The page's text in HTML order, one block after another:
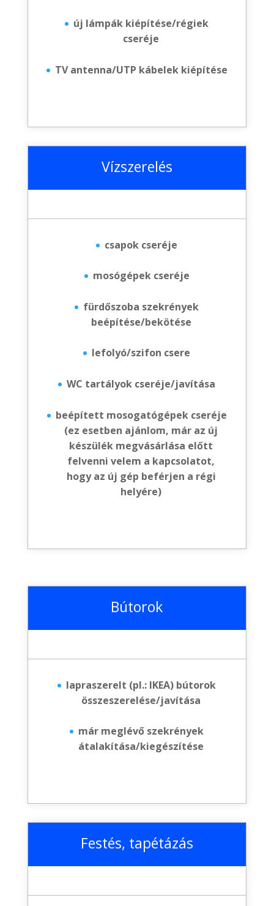
új lámpák kiépítése/régiek
cseréje
TV antenna/UTP kábelek kiépítése
Vízszerelés
csapok cseréje
mosógépek cseréje
fürdőszoba szekrények
beépítése/bekötése
lefolyó/szifon csere
WC tartályok cseréje/javítása
beépített mosogatógépek cseréje
(ez esetben ajánlom, már az új
készülék megvásárlása előtt
felvenni velem a kapcsolatot,
hogy az új gép beférjen a régi
helyére)
Bútorok
lapraszerelt (pl.: IKEA) bútorok
összeszerelése/javítása
már meglévő szekrények
átalakítása/kiegészítése
Festés, tapétázás